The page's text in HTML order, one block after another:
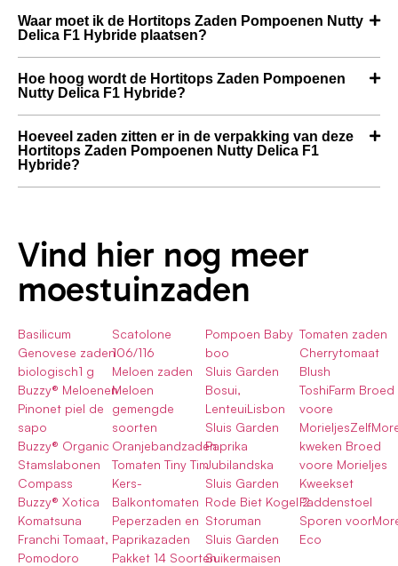
Waar moet ik de Hortitops Zaden Pompoenen Nutty
Delica F1 Hybride plaatsen?
Hoe hoog wordt de Hortitops Zaden Pompoenen
Nutty Delica F1 Hybride?
Hoeveel zaden zitten er in de verpakking van deze
Hortitops Zaden Pompoenen Nutty Delica F1
Hybride?
Vind hier nog meer
moestuinzaden
Basilicum
Genovese zaden
biologisch1 g
Buzzy® Meloenen
Pinonet piel de
sapo
Buzzy® Organic
Stamslabonen
Compass
Buzzy® Xotica
Komatsuna
Franchi Tomaat,
Pomodoro
Scatolone
106/116
Meloen zaden
Meloen
gemengde
soorten
Oranjebandzaden
Tomaten Tiny Tim
Kers-
Balkontomaten
Peperzaden en
Paprikazaden
Pakket 14 Soorten
Pompoen Baby
boo
Sluis Garden
Bosui,
LenteuiLisbon
Sluis Garden
Paprika
Jubilandska
Sluis Garden
Rode Biet Kogel 2
Storuman
Sluis Garden
Suikermaisen
Tomaten zaden
Cherrytomaat
Blush
ToshiFarm Broed
voore
kweken Broed
voore Morieljes
Kweekset
Paddenstoel
Sporen
Eco